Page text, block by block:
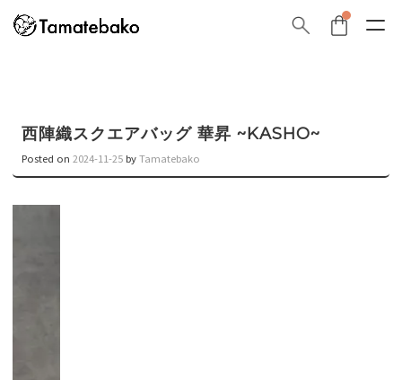
西陣織スクエアバッグ 華昇 ~KASHO~
Posted on 2024-11-25 byTamatebako